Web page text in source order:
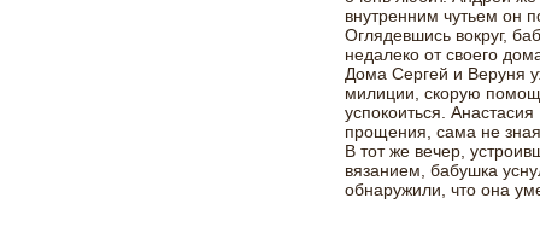
внутренним чутьем он
Оглядевшись вокруг,
недалеко от своего
Дома Сергей и Веруня
милиции, скорую
успокоиться.
прощения, сама не
В тот же вечер,
вязанием, бабушка
обнаружили, что она